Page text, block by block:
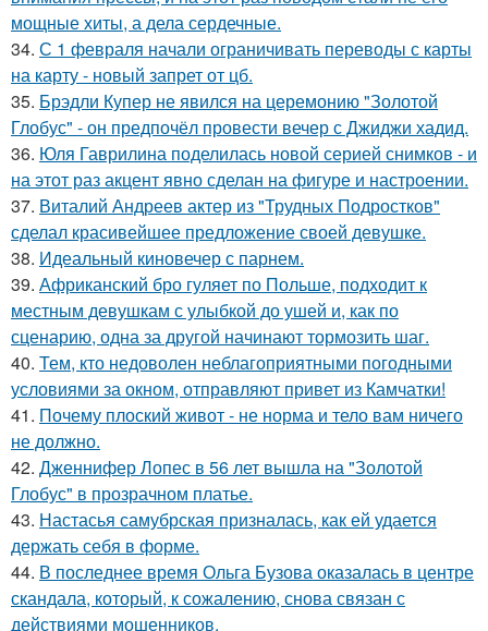
мощные хиты, а дела сердечные.
34. С 1 февраля начали ограничивать переводы с карты
на карту - новый запрет от цб.
35. Брэдли Купер не явился на церемонию "Золотой
Глобус" - он предпочёл провести вечер с Джиджи хадид.
36. Юля Гаврилина поделилась новой серией снимков - и
на этот раз акцент явно сделан на фигуре и настроении.
37. Виталий Андреев актер из "Трудных Подростков"
сделал красивейшее предложение своей девушке.
38. Идеальный киновечер с парнем.
39. Африканский бро гуляет по Польше, подходит к
местным девушкам с улыбкой до ушей и, как по
сценарию, одна за другой начинают тормозить шаг.
40. Тем, кто недоволен неблагоприятными погодными
условиями за окном, отправляют привет из Камчатки!
41. Почему плоский живот - не норма и тело вам ничего
не должно.
42. Дженнифер Лопес в 56 лет вышла на "Золотой
Глобус" в прозрачном платье.
43. Настасья самубрская призналась, как ей удается
держать себя в форме.
44. В последнее время Ольга Бузова оказалась в центре
скандала, который, к сожалению, снова связан с
действиями мошенников.